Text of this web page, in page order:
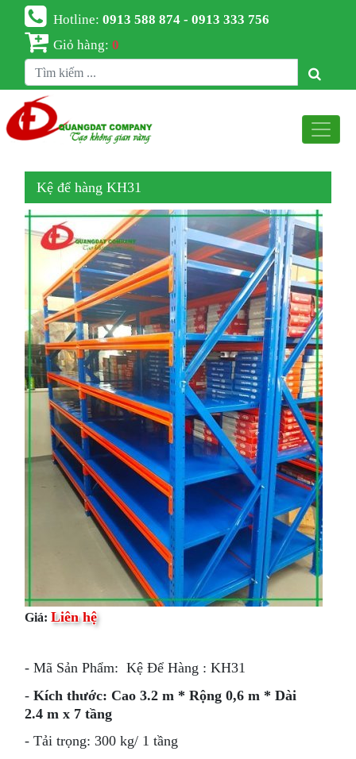
Hotline:0913 588 874 - 0913 333 756
Giỏ hàng:0
Kệ để hàng KH31
Giá: Liên hệ
- Mã Sản Phẩm: Kệ Để Hàng : KH31
-Kích thước: Cao 3.2 m * Rộng 0,6 m * Dài
2.4 m x 7 tầng
- Tải trọng: 300 kg/ 1 tầng